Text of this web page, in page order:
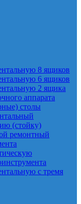
8 ящиков
6 ящиков
2 ящика
аппарата
столы
(стойку)
ремонтный
с тремя